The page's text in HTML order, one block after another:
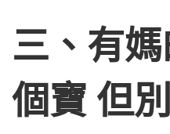
三、有
個寶 但